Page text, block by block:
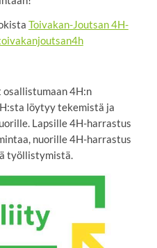
Toivakan-Joutsan 4H-
4H:n
löytyy tekemistä ja
Lapsille 4H-harrastus
nuorille 4H-harrastus
työllistymistä.